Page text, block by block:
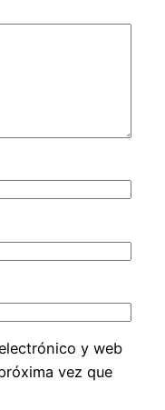
y web
vez que